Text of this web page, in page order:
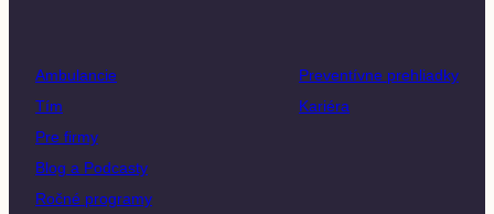
Ambulancie
Tím
Pre firmy
Blog a Podcasty
Ročné programy
Preventívne prehliadky
Kariéra